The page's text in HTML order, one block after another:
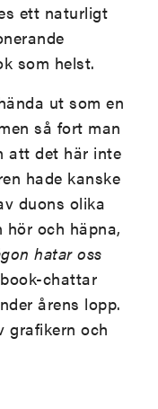
ett naturligt
som helst.
ut som en
så fort man
att det här inte
hade kanske
duons olika
och häpna,
hatar oss
chattar
årens lopp.
grafikern och